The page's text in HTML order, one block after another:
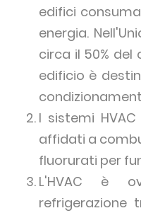
edifici
energia.
circa il 50%
edificio è
I sistemi
affidati a
fluorurati per
L'HVAC è
refrigerazione